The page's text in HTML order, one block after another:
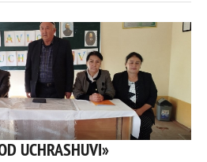
UCHRASHUVI»